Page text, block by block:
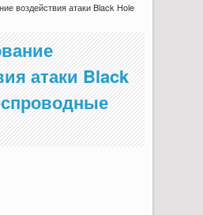
воздействия атаки Black Hole
атаки Black